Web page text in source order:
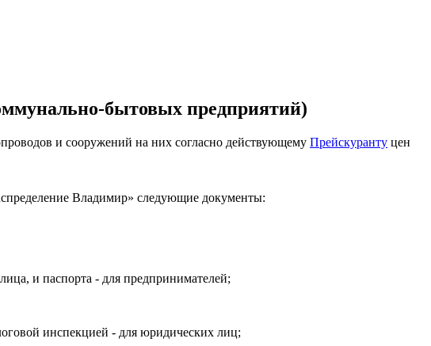
бытовых предприятий)
и сооружений на них согласно действующему Прейскуранту цен
Владимир» следующие документы:
и паспорта - для предпринимателей;
инспекцией - для юридических лиц;